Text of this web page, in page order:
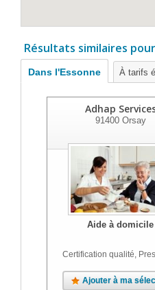
Résultats similaires
Dans l'Essonne À tarifs
Adhap
91400Orsay
Aide à domicile
Certification qualité,
Ajouter à ma